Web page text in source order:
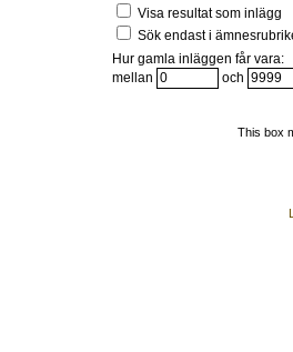
Visa resultat som inlägg
Sök endast i
Hur gamla inläggen får vara:
mellan
och
This box